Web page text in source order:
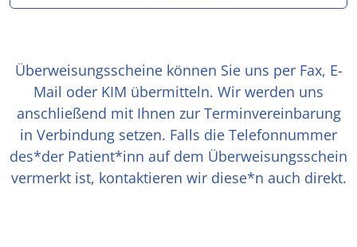
Überweisungsscheine können Sie uns per Fax, E-
Mail oder KIM übermitteln. Wir werden uns
anschließend mit Ihnen zur Terminvereinbarung
in Verbindung setzen. Falls die Telefonnummer
des*der Patient*inn auf dem Überweisungsschein
vermerkt ist, kontaktieren wir diese*n auch direkt.